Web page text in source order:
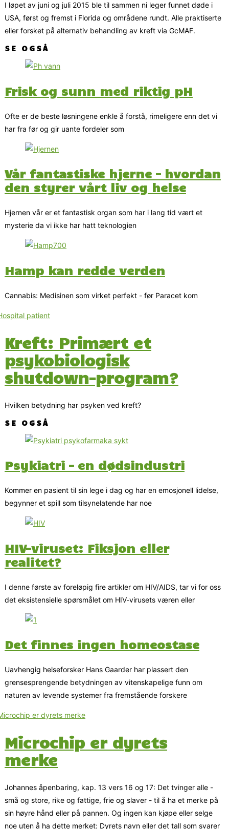
I løpet av juni og juli 2015 ble til sammen ni leger funnet døde i
USA, først og fremst i Florida og områdene rundt. Alle praktiserte
eller forsket på alternativ behandling av kreft via GcMAF.
SE OGSÅ
Frisk og sunn med riktig pH
Ofte er de beste løsningene enkle å forstå, rimeligere enn det vi
har fra før og gir uante fordeler som
Vår fantastiske hjerne – hvordan
den styrer vårt liv og helse
Hjernen vår er et fantastisk organ som har i lang tid vært et
mysterie da vi ikke har hatt teknologien
Hamp kan redde verden
Cannabis: Medisinen som virket perfekt - før Paracet kom
Kreft: Primært et
psykobiologisk
shutdown-program?
Hvilken betydning har psyken ved kreft?
SE OGSÅ
Psykiatri – en dødsindustri
Kommer en pasient til sin lege i dag og har en emosjonell lidelse,
begynner et spill som tilsynelatende har noe
HIV-viruset: Fiksjon eller
realitet?
I denne første av foreløpig fire artikler om HIV/AIDS, tar vi for oss
det eksistensielle spørsmålet om HIV-virusets væren eller
Det finnes ingen homeostase
Uavhengig helseforsker Hans Gaarder har plassert den
grensesprengende betydningen av vitenskapelige funn om
naturen av levende systemer fra fremstående forskere
Microchip er dyrets
merke
Johannes åpenbaring, kap. 13 vers 16 og 17: Det tvinger alle -
små og store, rike og fattige, frie og slaver - til å ha et merke på
sin høyre hånd eller på pannen. Og ingen kan kjøpe eller selge
noe uten å ha dette merket: Dyrets navn eller det tall som svarer